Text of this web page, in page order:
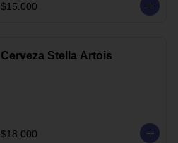
$15.000
Cerveza Stella Artois
$18.000